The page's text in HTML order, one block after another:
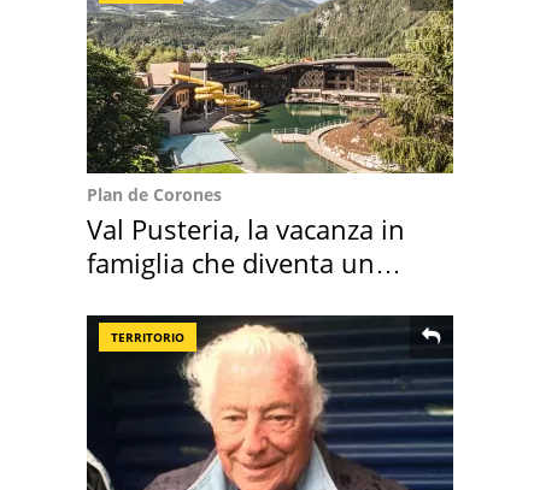
Plan de Corones
Val Pusteria, la vacanza in
famiglia che diventa un
TERRITORIO